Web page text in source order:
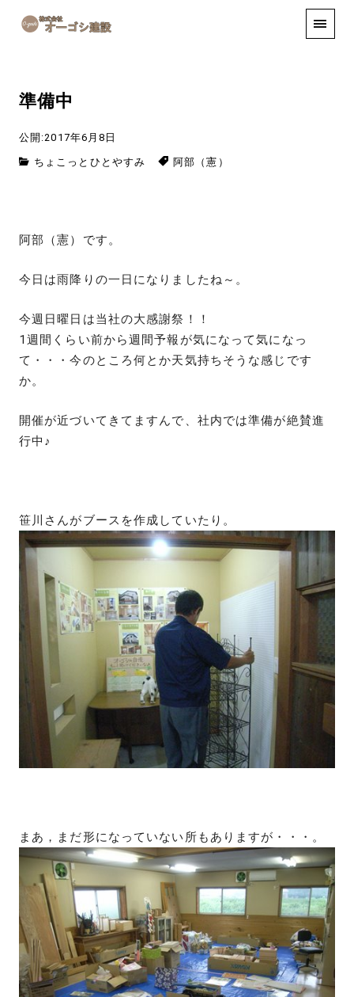
手しごと
準備中
公開:2017年6月8日
ちょこっとひとやすみ 阿部（憲）
阿部（憲）です。
今日は雨降りの一日になりましたね～。
今週日曜日は当社の大感謝祭！！
1週間くらい前から週間予報が気になって気になっ
て・・・今のところ何とか天気持ちそうな感じです
か。
開催が近づいてきてますんで、社内では準備が絶賛進
行中♪
笹川さんがブースを作成していたり。
まあ，まだ形になっていない所もありますが・・・。